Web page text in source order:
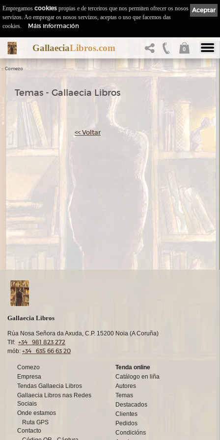
GallaeciaLibros.com 0
:: Comezo
Temas - Gallaecia Libros
<< Voltar
Gallaecia Libros
Rúa Nosa Señora da Axuda, C.P. 15200 Noia (A Coruña)
Tlf: +34 981 823 272
mób: +34 635 66 63 20
Comezo
Empresa
Tendas Gallaecia Libros
Gallaecia Libros nas Redes
Sociais
Onde estamos
Ruta GPS
Contacto
Tenda online
Catálogo en liña
Autores
Temas
Destacados
Clientes
Pedidos
Condicións
Aceptar
Empregamos cookies propias e de terceiros que nos permiten ofrecer os nosos
servizos. Ao empregar os nosos servizos, aceptas o uso que facemos das
cookies.
Máis información